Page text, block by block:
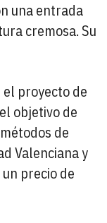
una entrada
cremosa. Su
el proyecto de
objetivo de
de
Valenciana y
precio de